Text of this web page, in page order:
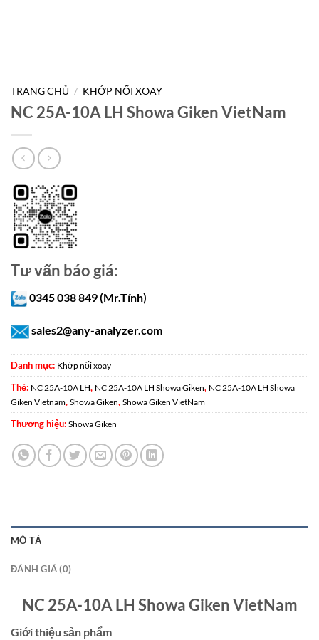
TRANG CHỦ / KHỚP NỐI XOAY
NC 25A-10A LH Showa Giken VietNam
Tư vấn báo giá:
0345 038 849 (Mr.Tính)
sales2@any-analyzer.com
Danh mục: Khớp nối xoay
Thẻ: NC 25A-10A LH, NC 25A-10A LH Showa Giken, NC 25A-10A LH Showa
Giken Vietnam, Showa Giken, Showa Giken VietNam
Thương hiệu: Showa Giken
MÔ TẢ
ĐÁNH GIÁ (0)
NC 25A-10A LH Showa Giken VietNam
Giới thiệu sản phẩm